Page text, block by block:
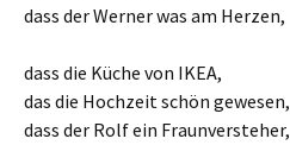
dass der Werner was am Herzen,
dass die Küche von IKEA,
das die Hochzeit schön gewesen,
dass der Rolf ein Fraunversteher,